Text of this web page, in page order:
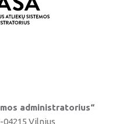
administratorius“
04215 Vilnius